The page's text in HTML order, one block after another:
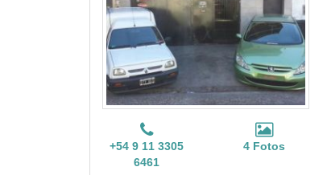
+54 9 11 3305
6461
4 Fotos